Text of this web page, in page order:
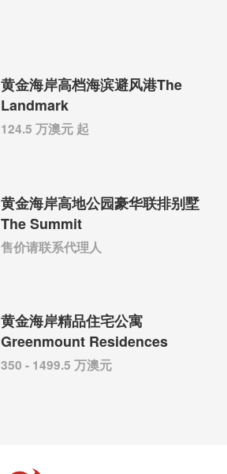
黄金海岸高档海滨避风港The
Landmark
124.5 万澳元 起
黄金海岸高地公园豪华联排别墅
The Summit
售价请联系代理人
黄金海岸精品住宅公寓
Greenmount Residences
350 - 1499.5 万澳元